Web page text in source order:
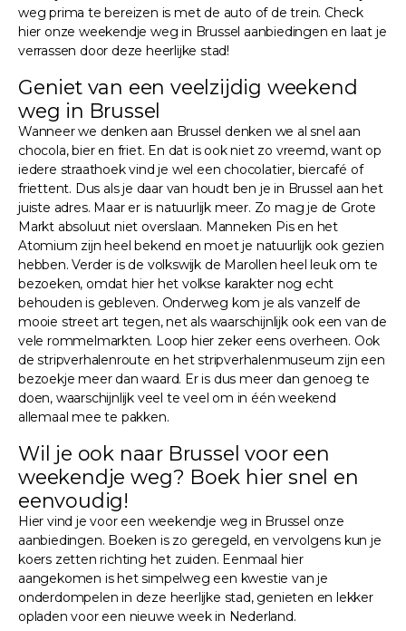
weg prima te bereizen is met de auto of de trein. Check
hier onze weekendje weg in Brussel aanbiedingen en laat je
verrassen door deze heerlijke stad!
Geniet van een veelzijdig weekend
weg in Brussel
Wanneer we denken aan Brussel denken we al snel aan
chocola, bier en friet. En dat is ook niet zo vreemd, want op
iedere straathoek vind je wel een chocolatier, biercafé of
friettent. Dus als je daar van houdt ben je in Brussel aan het
juiste adres. Maar er is natuurlijk meer. Zo mag je de Grote
Markt absoluut niet overslaan. Manneken Pis en het
Atomium zijn heel bekend en moet je natuurlijk ook gezien
hebben. Verder is de volkswijk de Marollen heel leuk om te
bezoeken, omdat hier het volkse karakter nog echt
behouden is gebleven. Onderweg kom je als vanzelf de
mooie street art tegen, net als waarschijnlijk ook een van de
vele rommelmarkten. Loop hier zeker eens overheen. Ook
de stripverhalenroute en het stripverhalenmuseum zijn een
bezoekje meer dan waard. Er is dus meer dan genoeg te
doen, waarschijnlijk veel te veel om in één weekend
allemaal mee te pakken.
Wil je ook naar Brussel voor een
weekendje weg? Boek hier snel en
eenvoudig!
Hier vind je voor een weekendje weg in Brussel onze
aanbiedingen. Boeken is zo geregeld, en vervolgens kun je
koers zetten richting het zuiden. Eenmaal hier
aangekomen is het simpelweg een kwestie van je
onderdompelen in deze heerlijke stad, genieten en lekker
opladen voor een nieuwe week in Nederland.